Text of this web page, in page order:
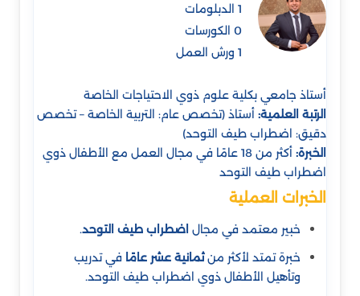
1 الدبلومات
0 الكورسات
1 ورش العمل
أستاذ جامعي بكلية علوم ذوي الاحتياجات الخاصة
الرتبة العلمية: أستاذ (تخصص عام: التربية الخاصة – تخصص
دقيق: اضطراب طيف التوحد)
الخبرة:
أكثر من 18 عامًا في مجال العمل مع الأطفال ذوي
اضطراب طيف التوحد
الخبرات العملية
خبير معتمد في مجال اضطراب طيف التوحد.
خبرة تمتد لأكثر منثمانية عشر عامًا في تدريب
وتأهيل الأطفال ذوي اضطراب طيف التوحد.